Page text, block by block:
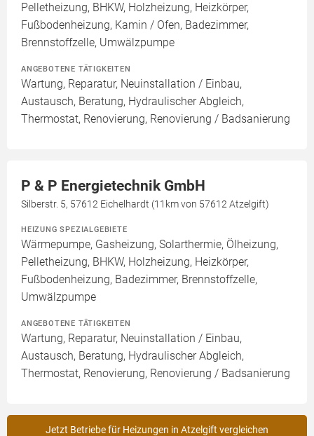
Pelletheizung, BHKW, Holzheizung, Heizkörper,
Fußbodenheizung, Kamin / Ofen, Badezimmer,
Brennstoffzelle, Umwälzpumpe
ANGEBOTENE TÄTIGKEITEN
Wartung, Reparatur, Neuinstallation / Einbau,
Austausch, Beratung, Hydraulischer Abgleich,
Thermostat, Renovierung, Renovierung / Badsanierung
P & P Energietechnik GmbH
Silberstr. 5, 57612 Eichelhardt (11km von 57612 Atzelgift)
HEIZUNG SPEZIALGEBIETE
Wärmepumpe, Gasheizung, Solarthermie, Ölheizung,
Pelletheizung, BHKW, Holzheizung, Heizkörper,
Fußbodenheizung, Badezimmer, Brennstoffzelle,
Umwälzpumpe
ANGEBOTENE TÄTIGKEITEN
Wartung, Reparatur, Neuinstallation / Einbau,
Austausch, Beratung, Hydraulischer Abgleich,
Thermostat, Renovierung, Renovierung / Badsanierung
Jetzt Betriebe für Heizungen in Atzelgift vergleichen